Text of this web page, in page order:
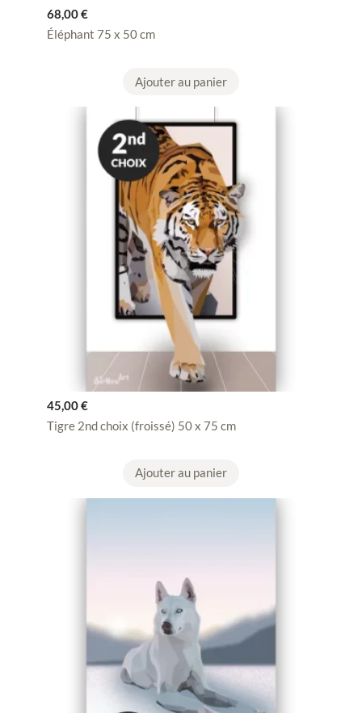
68,00€
Éléphant 75 x 50 cm
Ajouter au panier
45,00€
Tigre 2nd choix (froissé) 50 x 75 cm
Ajouter au panier